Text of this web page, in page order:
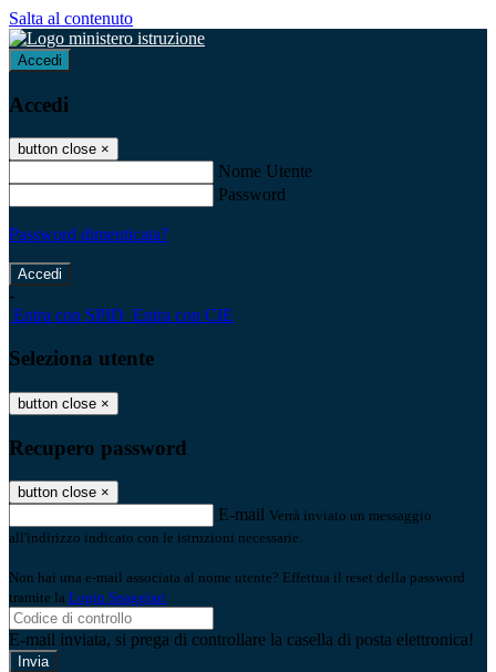
Salta al contenuto
Accedi
Accedi
button close ×
Nome Utente
Password
Password dimenticata?
-
Entra con SPID Entra con CIE
Seleziona utente
button close ×
Recupero password
button close ×
E-mail Verrà inviato un messaggio
all'indirizzo indicato con le istruzioni necessarie.
Non hai una e-mail associata al nome utente? Effettua il reset della password
tramite la Login Spaggiari
E-mail inviata, si prega di controllare la casella di posta elettronica!